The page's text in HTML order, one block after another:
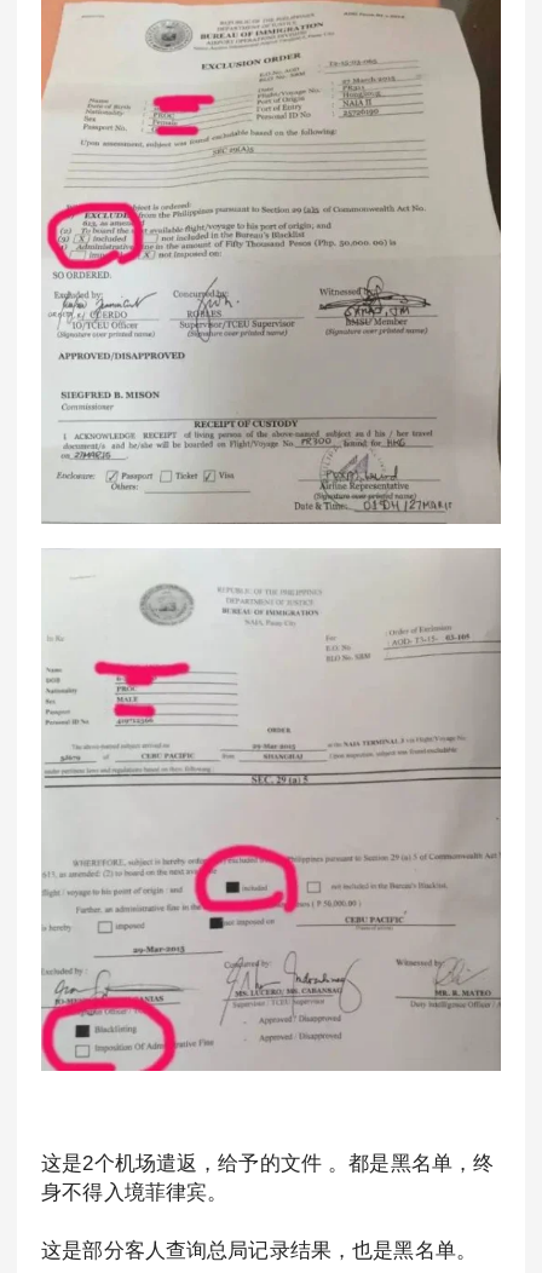
这是2个机场遣返，给予的文件 。都是黑名单，终
身不得入境菲律宾。
这是部分客人查询总局记录结果，也是黑名单。